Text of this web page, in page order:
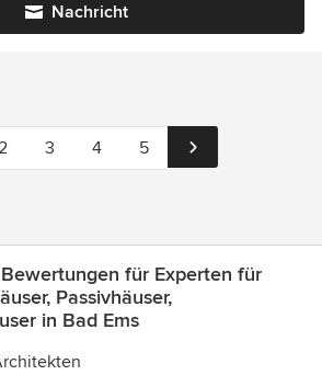
Nachricht
3 4 5
für Experten für
Passivhäuser,
in Bad Ems